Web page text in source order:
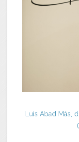
Luis Abad Más,